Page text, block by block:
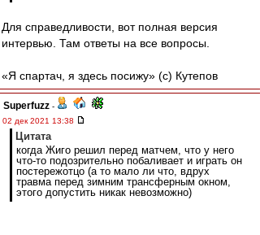
Для справедливости, вот полная версия
интервью. Там ответы на все вопросы.
«Я спартач, я здесь посижу» (с) Кутепов
Superfuzz -
02 дек 2021 13:38
Цитата
когда Жиго решил перед матчем, что у него
что-то подозрительно побаливает и играть он
постережотцо (а то мало ли что, вдрух
травма перед зимним трансферным окном,
этого допустить никак невозможно)